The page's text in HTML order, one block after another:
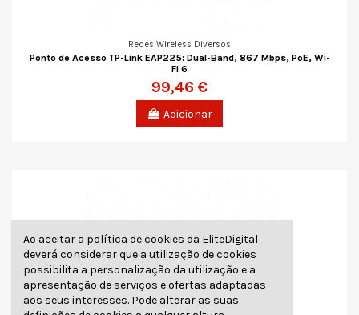
Redes Wireless Diversos
Ponto de Acesso TP-Link EAP225: Dual-Band, 867 Mbps, PoE, Wi-
Fi 6
99,46 €
Adicionar
Ao aceitar a política de cookies da EliteDigital
deverá considerar que a utilização de cookies
possibilita a personalização da utilização e a
apresentação de serviços e ofertas adaptadas
aos seus interesses. Pode alterar as suas